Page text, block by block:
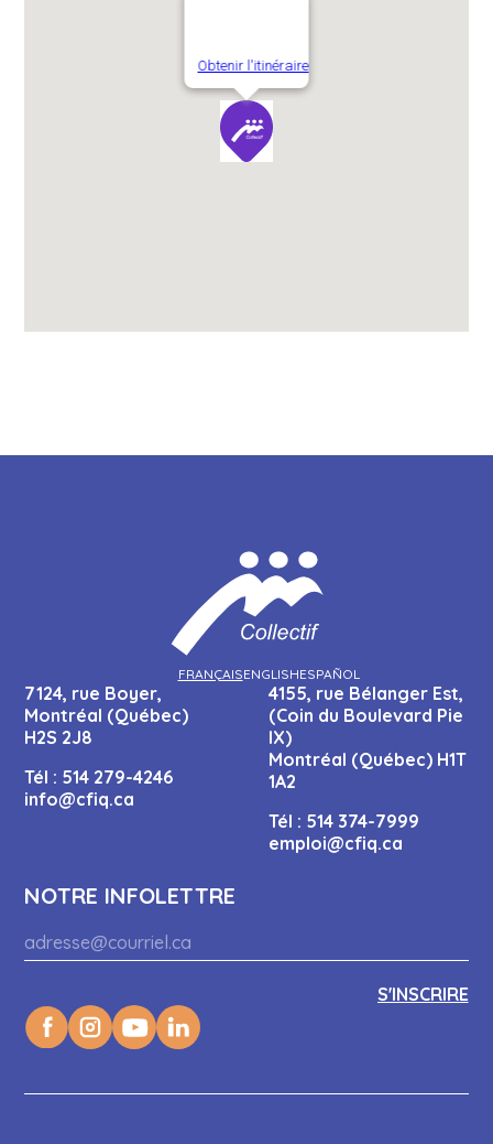
Obtenir l'itinéraire
FRANÇAISENGLISHESPAÑOL
7124, rue Boyer,
Montréal (Québec)
H2S 2J8
Tél : 514 279-4246
info@cfiq.ca
4155, rue Bélanger Est,
(Coin du Boulevard Pie
IX)
Montréal (Québec) H1T
1A2
Tél : 514 374-7999
emploi@cfiq.ca
NOTRE INFOLETTRE